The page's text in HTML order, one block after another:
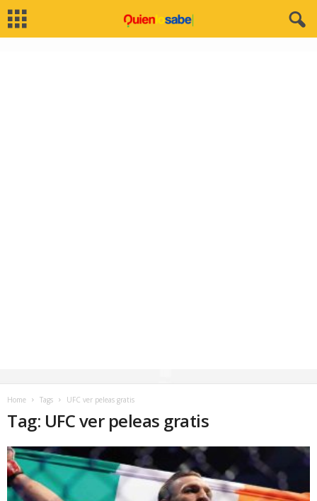
Home Tags UFC ver peleas gratis
Tag: UFC ver peleas gratis